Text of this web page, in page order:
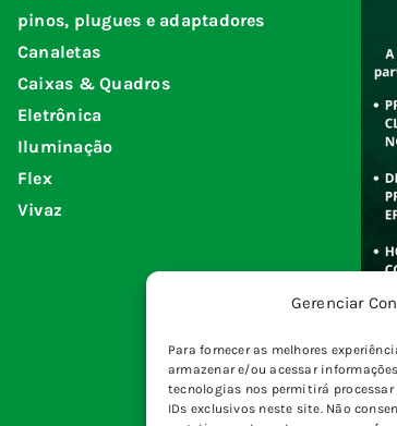
Gerenciar
Para fornecer as melhores
armazenar e/ou acessar
tecnologias nos permitirá
IDs exclusivos neste site. Não
pinos, plugues e adaptadores
Canaletas
Caixas & Quadros
Eletrônica
Iluminação
Flex
Vivaz